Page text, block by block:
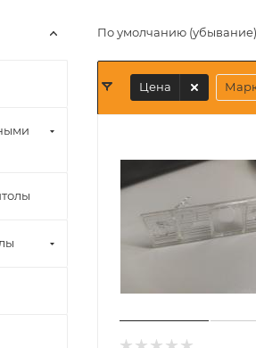
По умолчанию (убывание)
Цена